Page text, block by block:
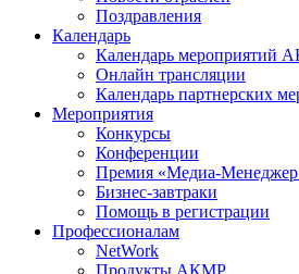
Поздравления
Календарь
Календарь мероприятий
Онлайн трансляции
Календарь партнерских
Мероприятия
Конкурсы
Конференции
Премия «Медиа-Менеджер
Бизнес-завтраки
Помощь в регистрации
Профессионалам
NetWork
Продукты АКМР